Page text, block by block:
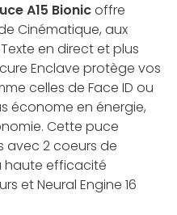
A15 Bionicoffre
Cinématique, aux
en direct et plus
Enclave protège vos
celles de Face ID ou
économe en énergie,
Cette puce
avec 2 coeurs de
haute efficacité
et Neural Engine 16